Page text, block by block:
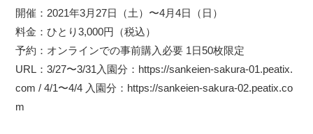
開催：2021年3月27日（土）〜4月4日（日）
料金：ひとり3,000円（税込）
予約：オンラインでの事前購入必要 1日50枚限定
URL：3/27〜3/31入園分：https://sankeien-sakura-01.peatix.
com / 4/1〜4/4 入園分：https://sankeien-sakura-02.peatix.co
m